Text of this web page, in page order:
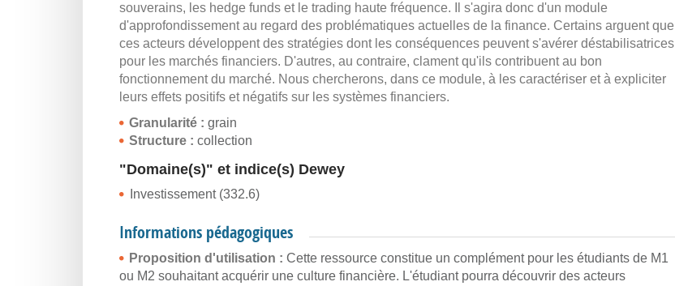
souverains, les hedge funds et le trading haute fréquence. Il s'agira donc d'un module
d'approfondissement au regard des problématiques actuelles de la finance. Certains arguent que
ces acteurs développent des stratégies dont les conséquences peuvent s'avérer déstabilisatrices
pour les marchés financiers. D'autres, au contraire, clament qu'ils contribuent au bon
fonctionnement du marché. Nous chercherons, dans ce module, à les caractériser et à expliciter
leurs effets positifs et négatifs sur les systèmes financiers.
Granularité : grain
Structure : collection
"Domaine(s)" et indice(s) Dewey
Investissement (332.6)
Informations pédagogiques
Proposition d'utilisation : Cette ressource constitue un complément pour les étudiants de M1
ou M2 souhaitant acquérir une culture financière. L'étudiant pourra découvrir des acteurs